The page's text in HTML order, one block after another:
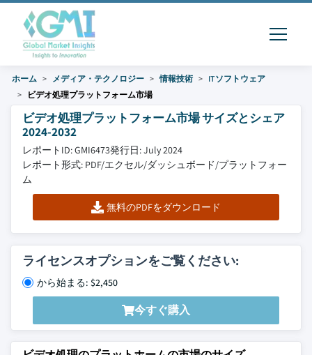
ホーム メディア・テクノロジー 情報技術
ITソフトウェア
ビデオ処理プラットフォーム市場
ビデオ処理プラットフォーム市場 サイズとシェア
2024-2032
レポートID: GMI6473発行日: July 2024
レポート形式: PDF/エクセル/ダッシュボード/プラットフォー
ム
無料のPDFをダウンロード
ライセンスオプションをご覧ください:
から始まる: $2,450
今すぐ購入